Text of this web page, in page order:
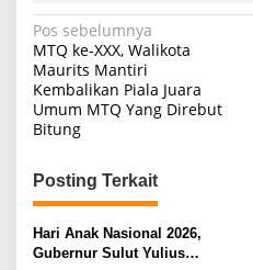
N
a
v
i
a
s
i
Pos sebelumnya
MTQ ke-XXX, Walikota
Maurits Mantiri
Kembalikan Piala Juara
Umum MTQ Yang Direbut
Bitung
Posting Terkait
Hari Anak Nasional 2026,
Gubernur Sulut Yulius